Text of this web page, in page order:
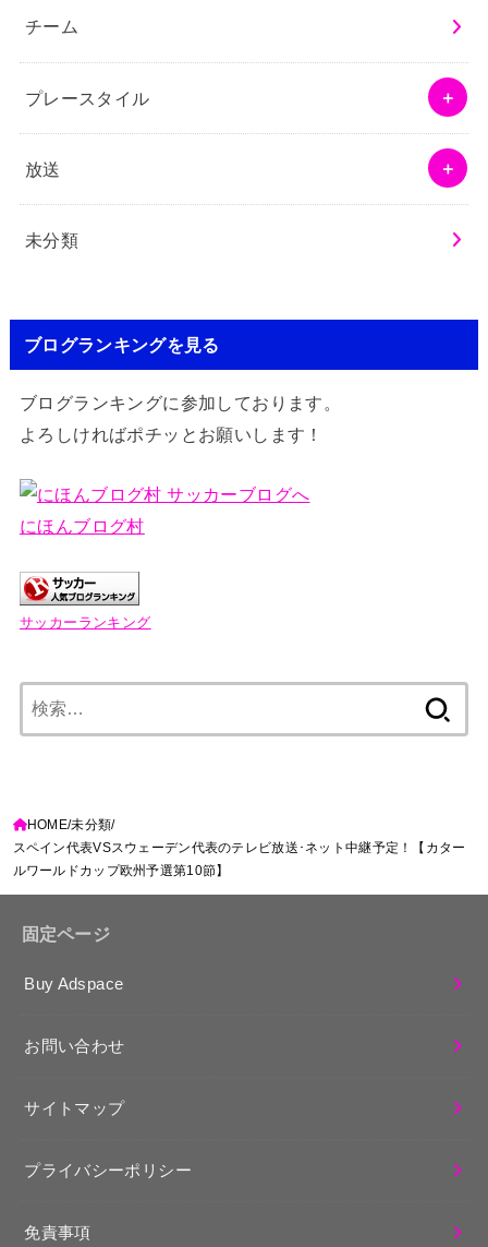
チーム
プレースタイル
放送
未分類
ブログランキングを見る
ブログランキングに参加しております。
よろしければポチッとお願いします！
にほんブログ村
サッカーランキング
索:
HOME 未分類
スペイン代表VSスウェーデン代表のテレビ放送･ネット中継予定！【カター
ルワールドカップ欧州予選第10節】
固定ページ
Buy Adspace
お問い合わせ
サイトマップ
プライバシーポリシー
免責事項